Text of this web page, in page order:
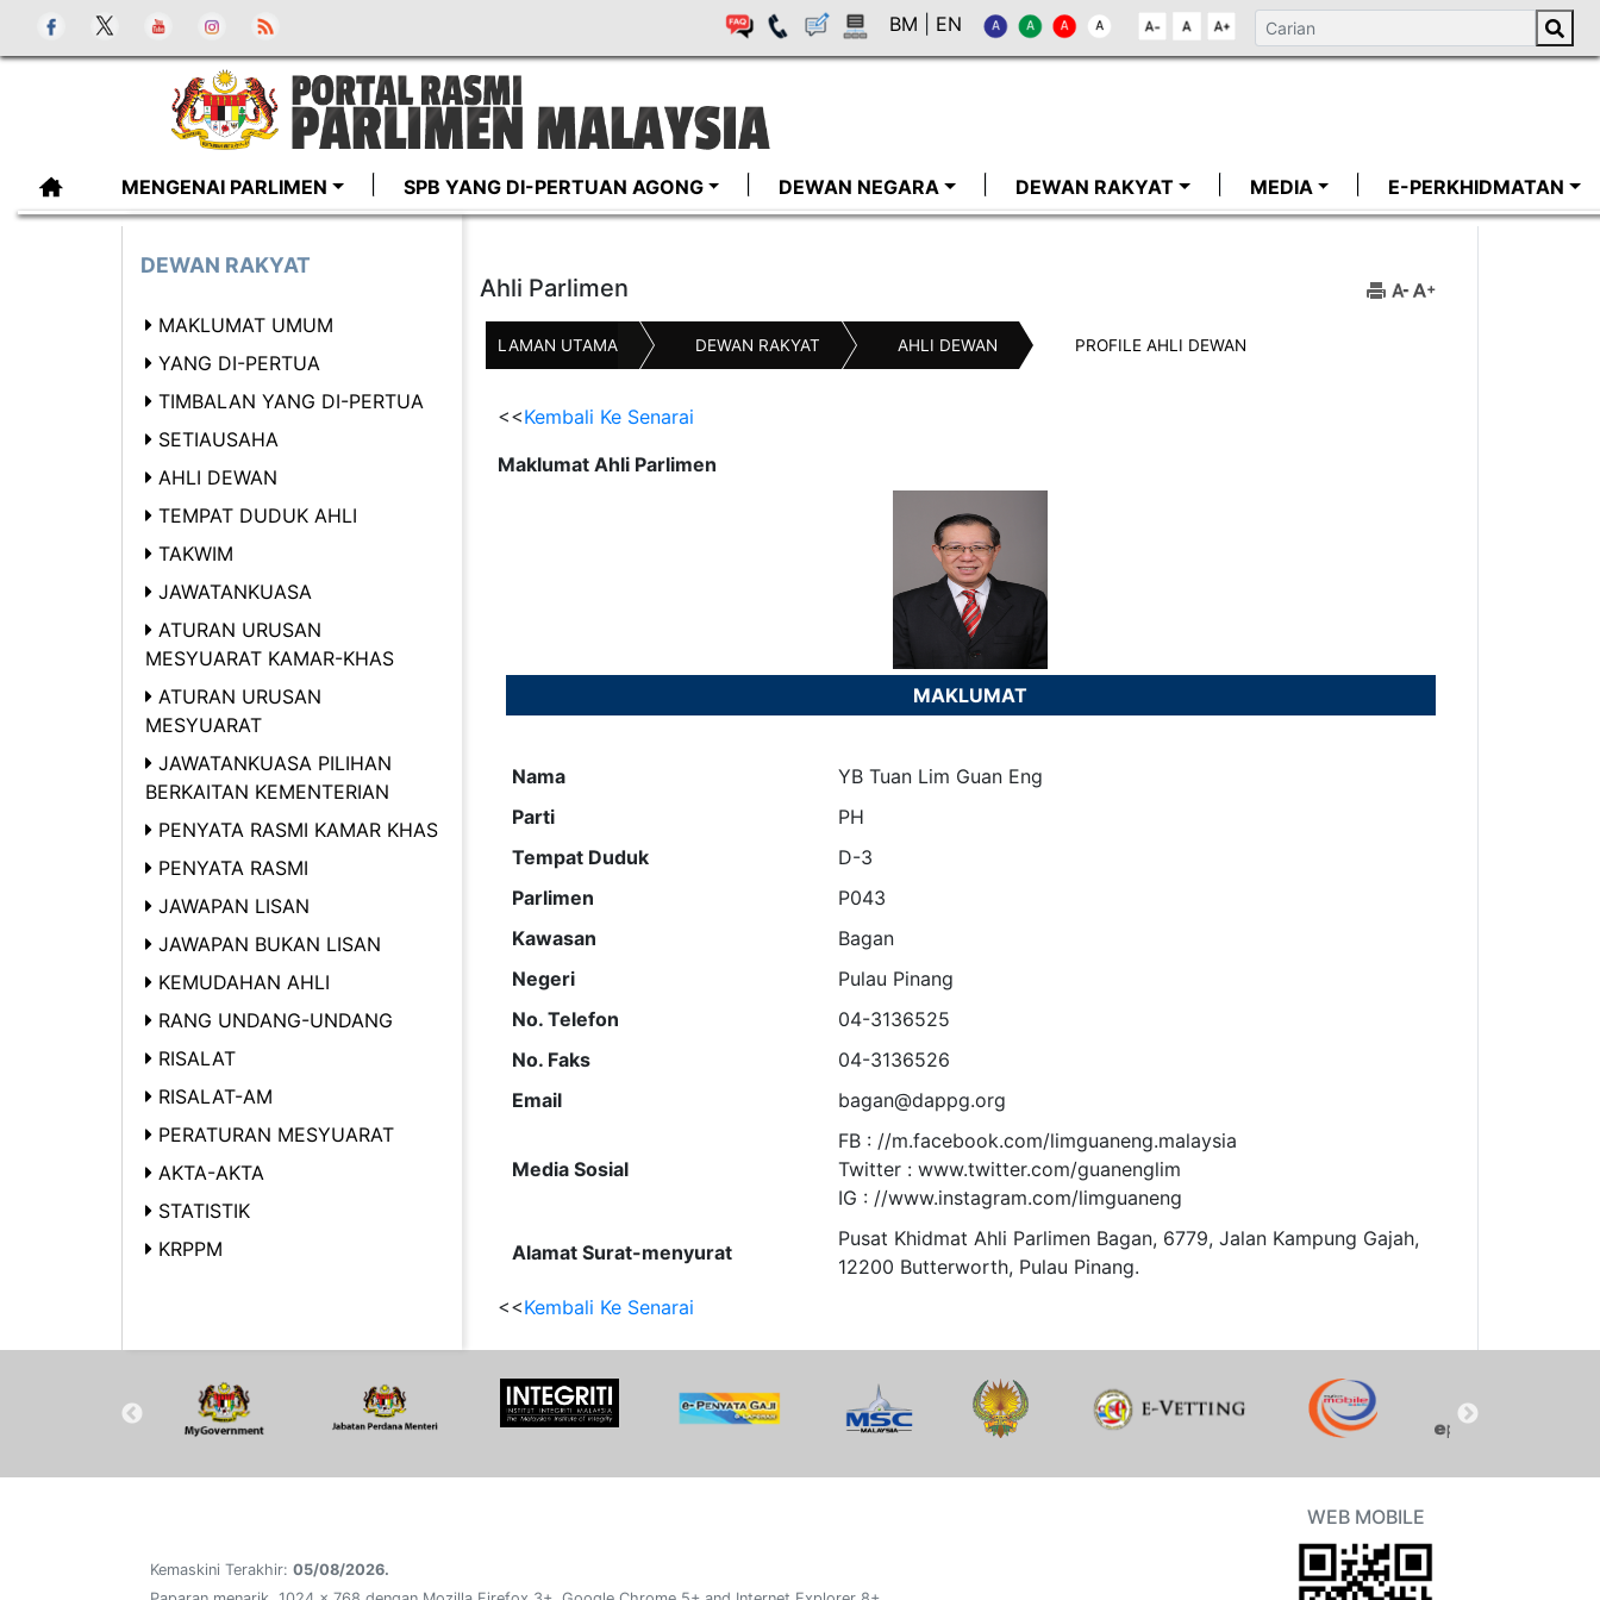
BM EN
MENGENAI PARLIMEN SPB YANG DI-PERTUAN AGONG DEWAN NEGARA DEWAN RAKYAT MEDIA E-PERKHIDMATAN
Ahli Parlimen
LAMAN UTAMA DEWAN RAKYAT AHLI DEWAN PROFILE AHLI DEWAN
<<Kembali Ke Senarai
Maklumat Ahli Parlimen
MAKLUMAT
Nama
YB Tuan Lim Guan Eng
Parti
PH
Tempat Duduk
D-3
Parlimen
P043
Kawasan
Bagan
Negeri
Pulau Pinang
No. Telefon
04-3136525
No. Faks
04-3136526
Email
bagan@dappg.org
Media Sosial
FB : //m.facebook.com/limguaneng.malaysia
Twitter : www.twitter.com/guanenglim
IG : //www.instagram.com/limguaneng
Alamat Surat-menyurat
Pusat Khidmat Ahli Parlimen Bagan, 6779, Jalan Kampung Gajah,
12200 Butterworth, Pulau Pinang.
<<Kembali Ke Senarai
DEWAN RAKYAT
MAKLUMAT UMUM
YANG DI-PERTUA
TIMBALAN YANG DI-PERTUA
SETIAUSAHA
AHLI DEWAN
TEMPAT DUDUK AHLI
TAKWIM
JAWATANKUASA
ATURAN URUSAN
MESYUARAT KAMAR-KHAS
ATURAN URUSAN
MESYUARAT
JAWATANKUASA PILIHAN
BERKAITAN KEMENTERIAN
PENYATA RASMI KAMAR KHAS
PENYATA RASMI
JAWAPAN LISAN
JAWAPAN BUKAN LISAN
KEMUDAHAN AHLI
RANG UNDANG-UNDANG
RISALAT
RISALAT-AM
PERATURAN MESYUARAT
AKTA-AKTA
STATISTIK
KRPPM
Kemaskini Terakhir: 05/08/2026.
WEB MOBILE